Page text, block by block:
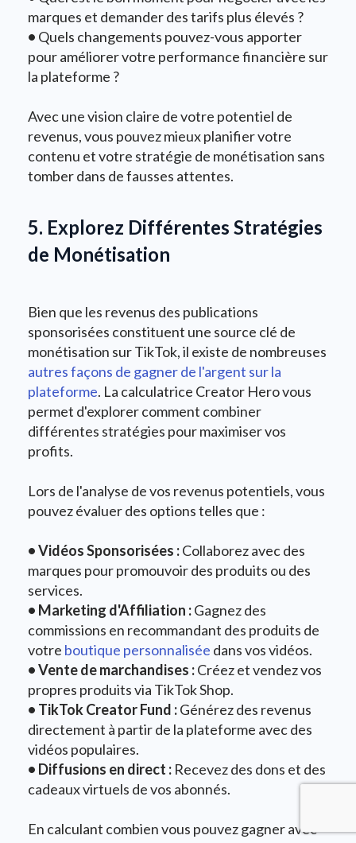
marques et demander des tarifs plus élevés ?
• Quels changements pouvez-vous apporter
pour améliorer votre performance financière sur
la plateforme ?
Avec une vision claire de votre potentiel de
revenus, vous pouvez mieux planifier votre
contenu et votre stratégie de monétisation sans
tomber dans de fausses attentes.
5. Explorez Différentes Stratégies
de Monétisation
Bien que les revenus des publications
sponsorisées constituent une source clé de
monétisation sur TikTok, il existe de nombreuses
autres façons de gagner de l'argent sur la
plateforme. La calculatrice Creator Hero vous
permet d'explorer comment combiner
différentes stratégies pour maximiser vos
profits.
Lors de l'analyse de vos revenus potentiels, vous
pouvez évaluer des options telles que :
• Vidéos Sponsorisées :Collaborez avec des
marques pour promouvoir des produits ou des
services.
• Marketing d'Affiliation :Gagnez des
commissions en recommandant des produits de
votre boutique personnalisée dans vos vidéos.
• Vente de marchandises :Créez et vendez vos
propres produits via TikTok Shop.
• TikTok Creator Fund :Générez des revenus
directement à partir de la plateforme avec des
vidéos populaires.
• Diffusions en direct : Recevez des dons et des
cadeaux virtuels de vos abonnés.
En calculant combien vous pouvez gagner avec